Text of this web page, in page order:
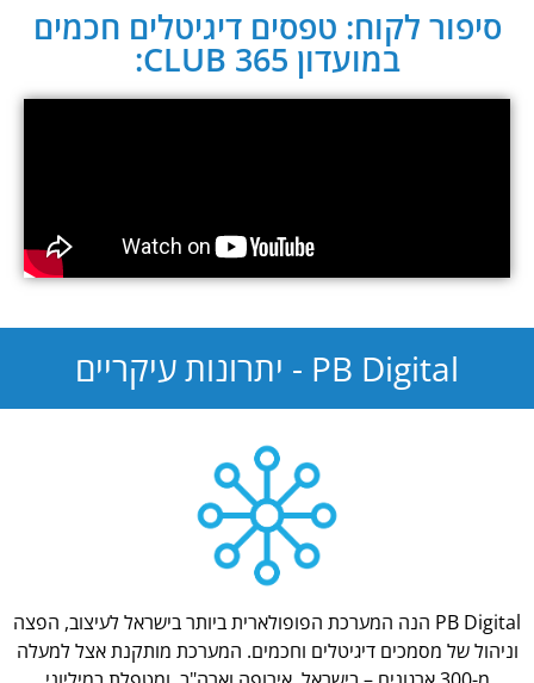
סיפור לקוח: טפסים דיגיטלים חכמים
במועדון CLUB 365:
PB Digital - יתרונות עיקריים
PB Digital הנה המערכת הפופולארית ביותר בישראל לעיצוב, הפצה
וניהול של מסמכים דיגיטלים וחכמים. המערכת מותקנת אצל למעלה